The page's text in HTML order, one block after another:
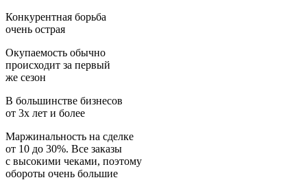
Конкурентная борьба
очень острая
Окупаемость обычно
происходит за первый
же сезон
В большинстве бизнесов
от 3х лет и более
Маржинальность на сделке
от 10 до 30%. Все заказы
с высокими чеками, поэтому
обороты очень большие